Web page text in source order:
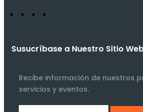
Susucríbase a Nuestro Sitio
Recibe información de nuestros
servicios y eventos.